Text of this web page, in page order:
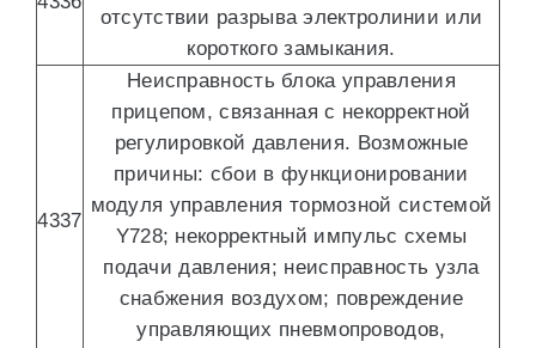
отсутствии разрыва электролинии или
короткого замыкания.
4337
Неисправность блока управления
прицепом, связанная с некорректной
регулировкой давления. Возможные
причины: сбои в функционировании
модуля управления тормозной системой
Y728; некорректный импульс схемы
подачи давления; неисправность узла
снабжения воздухом; повреждение
управляющих пневмопроводов,